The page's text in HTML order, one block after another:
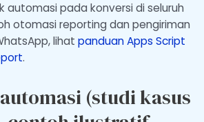
automasi pada konversi di seluruh
otomasi reporting dan pengiriman
lihat panduan Apps Script
.
(studi kasus